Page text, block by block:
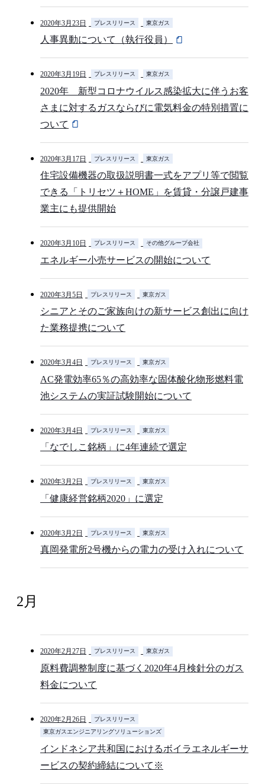
2020年3月23日 プレスリリース 東京ガス
人事異動について（執行役員）
2020年3月19日 プレスリリース 東京ガス
2020年 新型コロナウイルス感染拡大に伴うお客
さまに対するガスならびに電気料金の特別措置に
ついて
2020年3月17日 プレスリリース 東京ガス
住宅設備機器の取扱説明書一式をアプリ等で閲覧
できる「トリセツ＋HOME」を賃貸・分譲戸建事
業主にも提供開始
2020年3月10日 プレスリリース その他グループ会社
エネルギー小売サービスの開始について
2020年3月5日 プレスリリース 東京ガス
シニアとそのご家族向けの新サービス創出に向け
た業務提携について
2020年3月4日 プレスリリース 東京ガス
AC発電効率65％の高効率な固体酸化物形燃料電
池システムの実証試験開始について
2020年3月4日 プレスリリース 東京ガス
「なでしこ銘柄」に4年連続で選定
2020年3月2日 プレスリリース 東京ガス
「健康経営銘柄2020」に選定
2020年3月2日 プレスリリース 東京ガス
真岡発電所2号機からの電力の受け入れについて
2月
2020年2月27日 プレスリリース 東京ガス
原料費調整制度に基づく2020年4月検針分のガス
料金について
2020年2月26日
プレスリリース
東京ガスエンジニアリングソリューションズ
インドネシア共和国におけるボイラエネルギーサ
ービスの契約締結について※